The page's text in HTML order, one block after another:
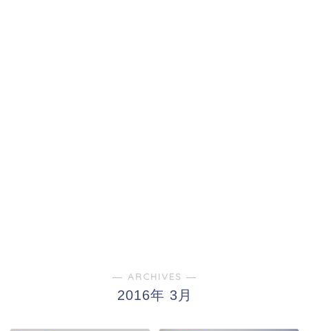
― ARCHIVES ―
2016年 3月